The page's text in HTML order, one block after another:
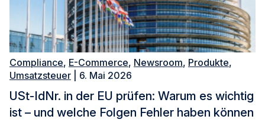
Compliance, E-Commerce, Newsroom, Produkte,
Umsatzsteuer | 6. Mai 2026
USt-IdNr. in der EU prüfen: Warum es wichtig
ist – und welche Folgen Fehler haben können